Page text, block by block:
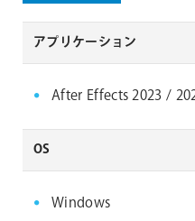
アプリケーション
After Effects 2023 /
OS
Windows